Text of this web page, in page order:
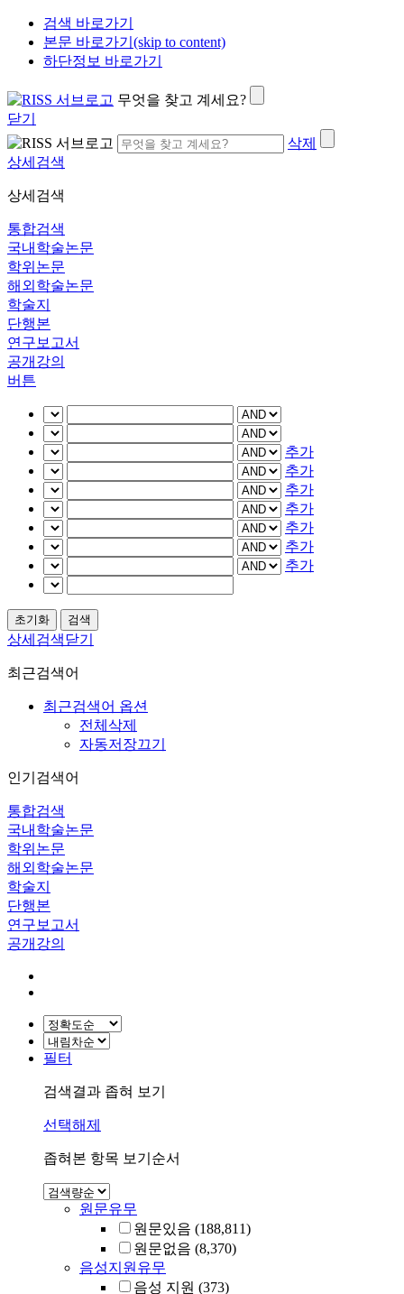
검색 바로가기
본문 바로가기(skip to content)
하단정보 바로가기
무엇을 찾고 계세요?
닫기
삭제
상세검색
상세검색
통합검색
국내학술논문
학위논문
해외학술논문
학술지
단행본
연구보고서
공개강의
버튼
추가
추가
추가
추가
추가
추가
추가
상세검색닫기
최근검색어
최근검색어 옵션
전체삭제
자동저장끄기
인기검색어
통합검색
국내학술논문
학위논문
해외학술논문
학술지
단행본
연구보고서
공개강의
필터
검색결과 좁혀 보기
선택해제
좁혀본 항목 보기순서
원문유무
원문있음 (188,811)
원문없음 (8,370)
음성지원유무
음성 지원 (373)